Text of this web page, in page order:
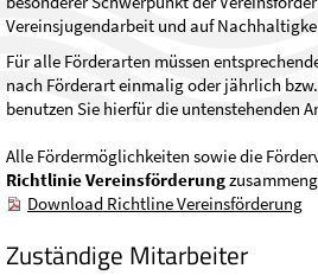
Vereinsjugendarbeit und auf
Für alle Förderarten müssen
nach Förderart einmalig oder jährlich
benutzen Sie hierfür die untenstehenden
Alle Fördermöglichkeiten sowie die
Richtlinie Vereinsförderung
Download Richtline Vereinsförderung
Zuständige Mitarbeiter